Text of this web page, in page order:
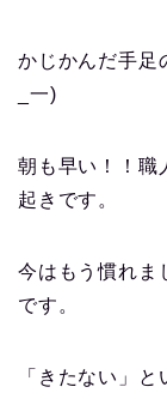
かじかんだ手足
_一)
朝も早い！！職
起きです。
今はもう慣れま
です。
「きたない」